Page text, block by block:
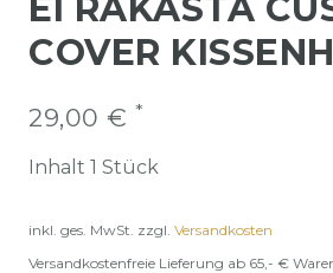
EI RAKASTA
COVER
29,00 € *
Inhalt 1 Stück
inkl. ges. MwSt. zzgl. Versandkosten
Versandkostenfreie Lieferung ab 65,- €